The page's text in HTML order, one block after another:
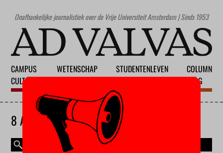
Onafhankelijke journalistiek over de Vrije Universiteit Amsterdam | Sinds 1953
CAMPUS
CULTUUR
WETENSCHAP
STUDENTENLEVEN
COLUMN
BLOG
8 AUGUSTUS 2026